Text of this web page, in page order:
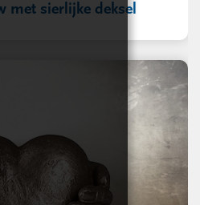
met sierlijke deksel